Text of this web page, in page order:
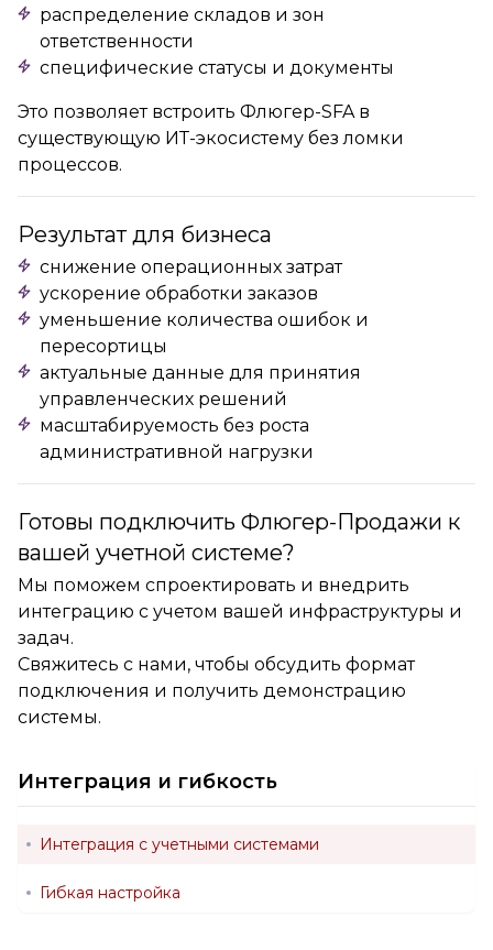
Интеграция и гибкость
Интеграция с учетными системами
Гибкая настройка
распределение складов и зон
ответственности
специфические статусы и документы
Это позволяет встроить Флюгер-SFA в
существующую ИТ-экосистему без ломки
процессов.
Результат для бизнеса
снижение операционных затрат
ускорение обработки заказов
уменьшение количества ошибок и
пересортицы
актуальные данные для принятия
управленческих решений
масштабируемость без роста
административной нагрузки
Готовы подключить Флюгер-Продажи к
вашей учетной системе?
Мы поможем спроектировать и внедрить
интеграцию с учетом вашей инфраструктуры и
задач.
Свяжитесь с нами, чтобы обсудить формат
подключения и получить демонстрацию
системы.